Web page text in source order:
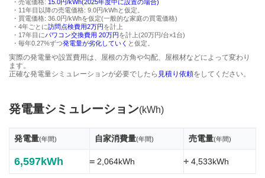
・売電価格: 15.0円/kWh(2025年度中に設置の場合)
・11年目以降の売電価格: 9.0円/kWhと仮定。
・買電価格: 36.0円/kWhを仮定(一般的な家庭の買電価格)
・4年ごとに訪問点検費用2万円を計上
・17年目にパワコン交換費用 20万円を計上(20万円/台×1台)
・毎年0.27%ずつ発電量が劣化していく と仮定。
実際の発電量や設置費用は、屋根の方角や勾配、屋根材などによって変わり
ます。
正確な発電量シミュレーションが必要でしたら 見積り依頼をしてください。
発電量シミュレーション(kWh)
発電量(年間) 自家消費量(年間) 売電量(年間)
6,597kWh =2,064kWh +4,533kWh